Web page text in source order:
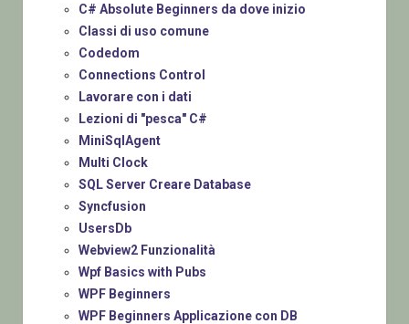
C# Absolute Beginners da dove inizio
Classi di uso comune
Codedom
Connections Control
Lavorare con i dati
Lezioni di "pesca" C#
MiniSqlAgent
Multi Clock
SQL Server Creare Database
Syncfusion
UsersDb
Webview2 Funzionalità
Wpf Basics with Pubs
WPF Beginners
WPF Beginners Applicazione con DB